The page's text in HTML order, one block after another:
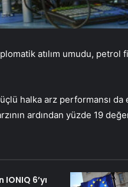
atılım umudu,
halka arz performansı da
ardından yüzde 19
6’yı